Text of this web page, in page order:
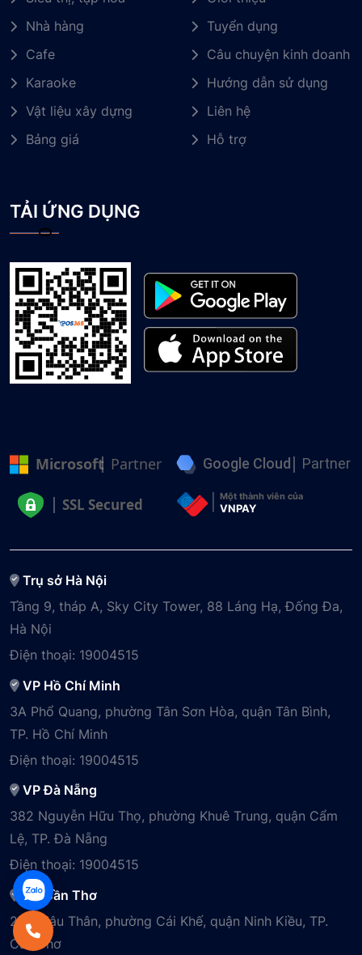
Nhà hàng
Cafe
Karaoke
Vật liệu xây dựng
Bảng giá
Tuyển dụng
Câu chuyện kinh doanh
Hướng dẫn sử dụng
Liên hệ
Hỗ trợ
TẢI ỨNG DỤNG
Microsoft Partner Google Cloud Partner
SSL Secured Một thành viên của
VNPAY
Trụ sở Hà Nội
Tầng 9, tháp A, Sky City Tower, 88 Láng Hạ, Đống Đa,
Hà Nội
Điện thoại: 19004515
VP Hồ Chí Minh
3A Phổ Quang, phường Tân Sơn Hòa, quận Tân Bình,
TP. Hồ Chí Minh
Điện thoại: 19004515
VP Đà Nẵng
382 Nguyễn Hữu Thọ, phường Khuê Trung, quận Cẩm
Lệ, TP. Đà Nẵng
Điện thoại: 19004515
VP Cần Thơ
29B Mậu Thân, phường Cái Khế, quận Ninh Kiều, TP.
Cần Thơ